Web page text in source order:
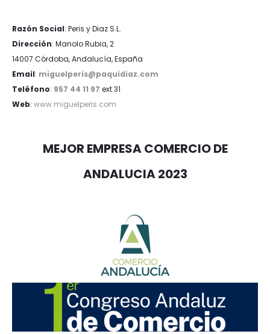
Razón Social: Peris y Diaz S.L.
Dirección: Manolo Rubia, 2
14007 Córdoba, Andalucía, España
Email: miguelperis@paquidiaz.com
Teléfono: 957 44 11 97 ext 31
Web: www.miguelperis.com
MEJOR EMPRESA COMERCIO DE
ANDALUCIA 2023